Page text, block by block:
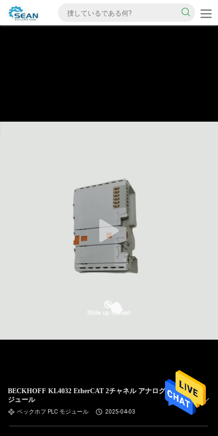
BECKHOFF KL4032 EtherCAT 2チャネル アナログ出力モ
ジュール
ベックホフ PLC モジュール 2025-04-03